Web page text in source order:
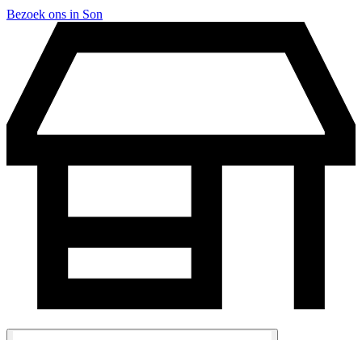
Bezoek ons in Son